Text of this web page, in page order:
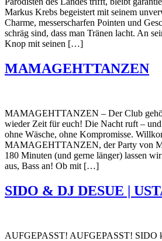
Markus Krebs begeistert mit seinem
Charme, messerscharfen Pointen und
schräg sind, dass man Tränen lacht. An
Knop mit seinen […]
MAMAGEHTTANZEN
MAMAGEHTTANZEN – Der Club
wieder Zeit für euch! Die Nacht ruft –
ohne Wäsche, ohne Kompromisse.
MAMAGEHTTANZEN, der Party von
180 Minuten (und gerne länger) lassen
aus, Bass an! Ob mit […]
SIDO & DJ DESUE |
AUFGEPASST! AUFGEPASST! SIDO